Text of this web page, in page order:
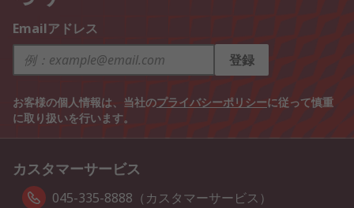
Emailアドレス
登録
お客様の個人情報は、当社のプライバシーポリシーに従って慎重
に取り扱いを行います。
カスタマーサービス
045-335-8888（カスタマーサービス）